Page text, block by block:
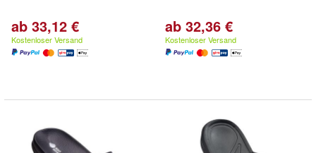
ab 33,12 €
Kostenloser Versand
ab 32,36 €
Kostenloser Versand